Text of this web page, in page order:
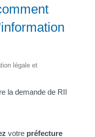
légale et
la demande de RII
votre préfecture